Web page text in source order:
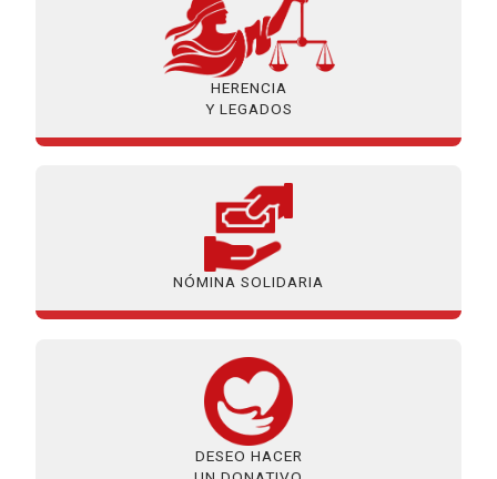
HERENCIA
Y LEGADOS
NÓMINA SOLIDARIA
DESEO HACER